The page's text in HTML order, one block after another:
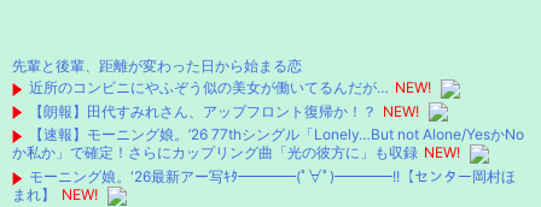
検索
先輩と後輩、距離が変わった日から始まる恋
近所のコンビニにやふぞう似の美女が働いてるんだが… NEW!
【朗報】田代すみれさん、アップフロント復帰か！？ NEW!
【速報】モーニング娘。’26 77thシングル「Lonely…But not Alone/YesかNo
か私か」で確定！さらにカップリング曲「光の彼方に」も収録 NEW!
モーニング娘。'26最新アー写ｷﾀ━━━━(ﾟ∀ﾟ)━━━━!!【センター岡村ほ
まれ】
NEW!